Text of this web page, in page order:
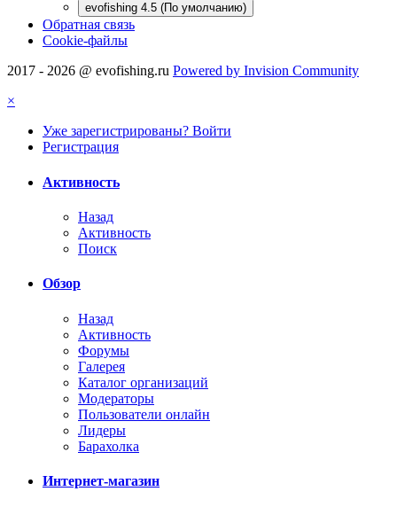
evofishing 4.5 (По умолчанию)
Обратная связь
Cookie-файлы
2017 - 2026 @ evofishing.ru Powered by Invision Community
×
Уже зарегистрированы? Войти
Регистрация
Активность
Назад
Активность
Поиск
Обзор
Назад
Активность
Форумы
Галерея
Каталог организаций
Модераторы
Пользователи онлайн
Лидеры
Барахолка
Интернет-магазин